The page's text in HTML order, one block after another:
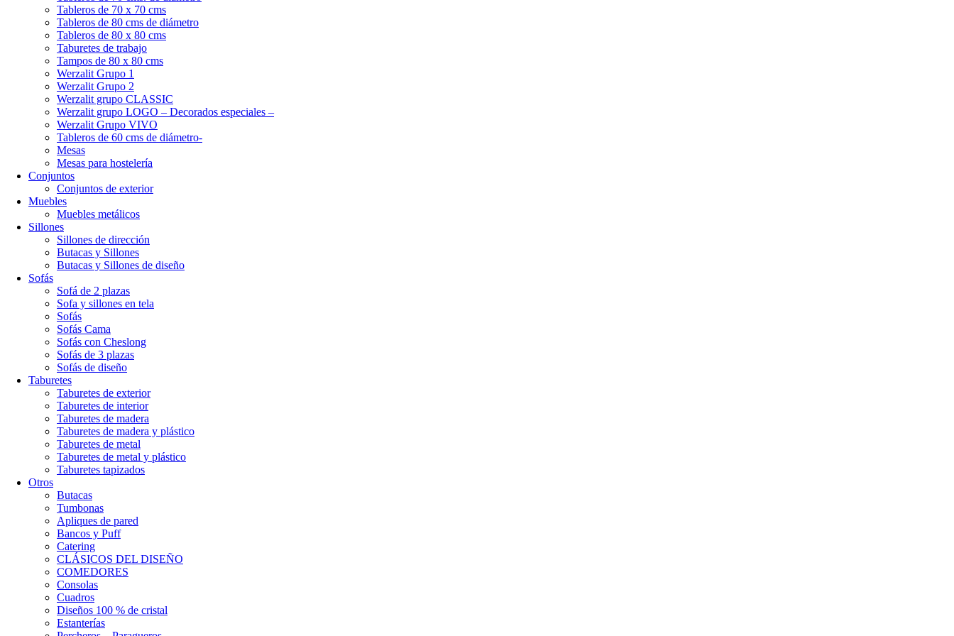
Tableros de 70 x 70 cms
Tableros de 80 cms de diámetro
Tableros de 80 x 80 cms
Taburetes de trabajo
Tampos de 80 x 80 cms
Werzalit Grupo 1
Werzalit Grupo 2
Werzalit grupo CLASSIC
Werzalit grupo LOGO – Decorados especiales –
Werzalit Grupo VIVO
Tableros de 60 cms de diámetro-
Mesas
Mesas para hostelería
Conjuntos
Conjuntos de exterior
Muebles
Muebles metálicos
Sillones
Sillones de dirección
Butacas y Sillones
Butacas y Sillones de diseño
Sofás
Sofá de 2 plazas
Sofa y sillones en tela
Sofás
Sofás Cama
Sofás con Cheslong
Sofás de 3 plazas
Sofás de diseño
Taburetes
Taburetes de exterior
Taburetes de interior
Taburetes de madera
Taburetes de madera y plástico
Taburetes de metal
Taburetes de metal y plástico
Taburetes tapizados
Otros
Butacas
Tumbonas
Apliques de pared
Bancos y Puff
Catering
CLÁSICOS DEL DISEÑO
COMEDORES
Consolas
Cuadros
Diseños 100 % de cristal
Estanterías